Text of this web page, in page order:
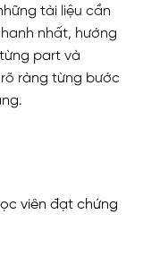
tài liệu cần
nhất, hướng
part và
ràng từng bước
viên đạt chứng